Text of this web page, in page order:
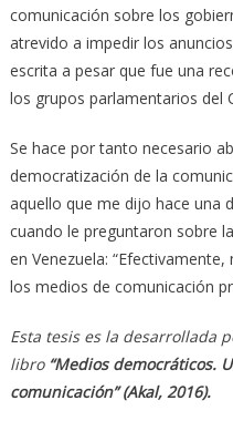
comunicación sobre los
atrevido a impedir los
escrita a pesar que fue una
los grupos parlamentarios del
Se hace por tanto necesario
democratización de la
aquello que me dijo hace una
cuando le preguntaron sobre
en Venezuela:
los medios de comunicación
Esta tesis es la desarrollada
libro “Medios democráticos.
comunicación” (Akal, 2016).